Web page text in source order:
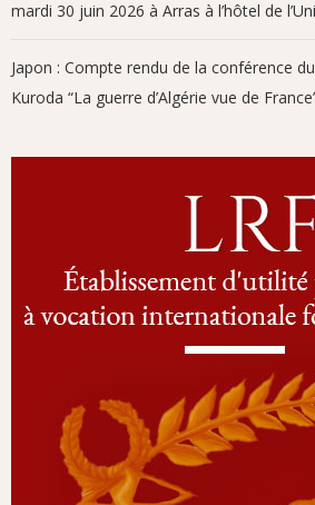
mardi 30 juin 2026 à Arras à l’hôtel de
Japon : Compte rendu de la conférence
Kuroda “La guerre d’Algérie vue de